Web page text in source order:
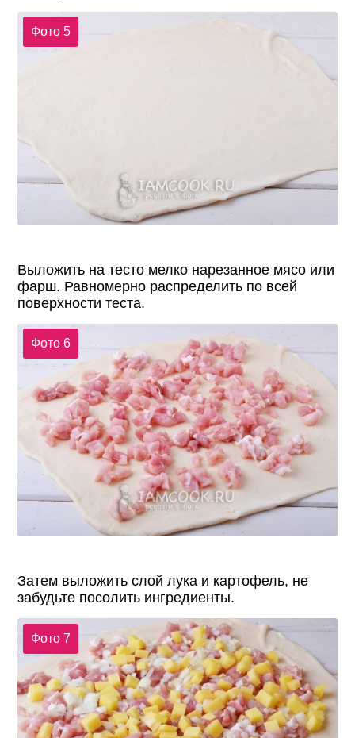
Фото 5
Выложить на тесто мелко нарезанное мясо или
фарш. Равномерно распределить по всей
поверхности теста.
Фото 6
Затем выложить слой лука и картофель, не
забудьте посолить ингредиенты.
Фото 7